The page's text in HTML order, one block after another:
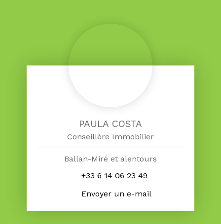
PAULA COSTA
Conseillère Immobilier
Ballan-Miré et alentours
+33 6 14 06 23 49
Envoyer un e-mail